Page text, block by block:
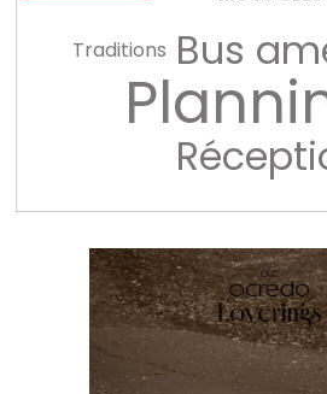
Traditions Bus